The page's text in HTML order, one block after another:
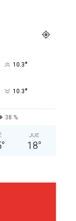
10.3°
10.3°
38 %
°
JUE
18°